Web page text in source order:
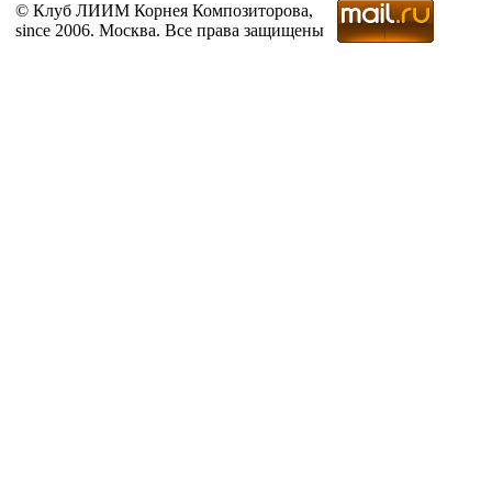
© Клуб ЛИИМ Корнея Композиторова,
since 2006. Москва. Все права защищены